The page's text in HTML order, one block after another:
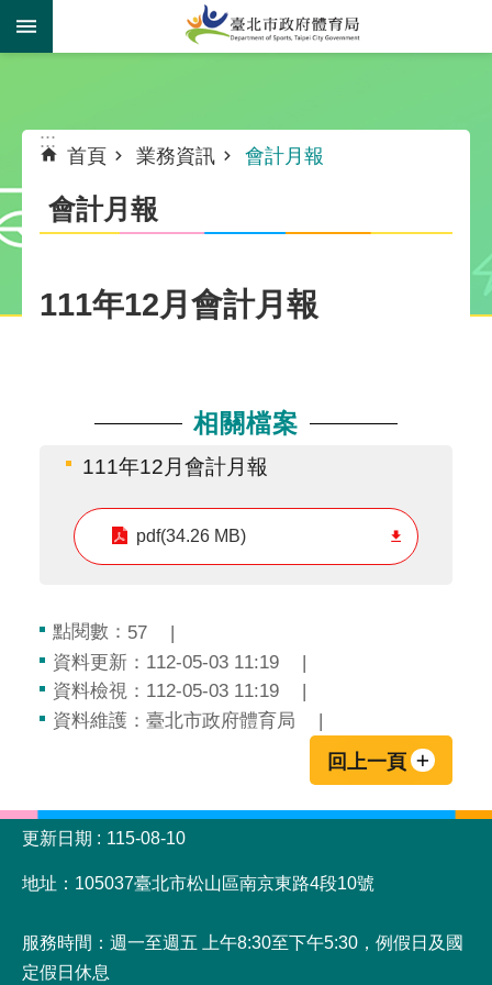
跳到主要內容區塊
:::
首頁 業務資訊 會計月報
會計月報
111年12月會計月報
相關檔案
111年12月會計月報
pdf(34.26 MB)
點閱數： 57
資料更新：112-05-03 11:19
資料檢視：112-05-03 11:19
資料維護：臺北市政府體育局
回上一頁
:::
更新日期
115-08-10
地址：105037臺北市松山區南京東路4段10號
服務時間：週一至週五 上午8:30至下午5:30，例假日及國
定假日休息